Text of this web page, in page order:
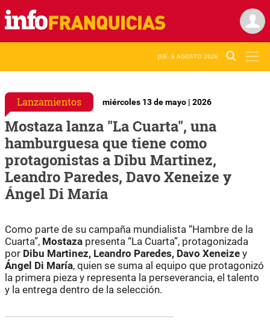
JUE. 6 AGOSTO 2026
Lanzamientos miércoles 13 de mayo | 2026
Mostaza lanza "La Cuarta", una
hamburguesa que tiene como
protagonistas a Dibu Martinez,
Leandro Paredes, Davo Xeneize y
Ángel Di María
Como parte de su campaña mundialista “Hambre de la
Cuarta”, Mostaza presenta “La Cuarta”, protagonizada
por Dibu Martinez, Leandro Paredes, Davo Xeneize y
Ángel Di María, quien se suma al equipo que protagonizó
la primera pieza y representa la perseverancia, el talento
y la entrega dentro de la selección.